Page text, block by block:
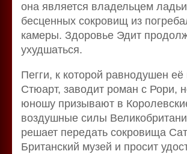
она является владельцем
бесценных сокровищ из
камеры. Здоровье Эдит
ухудшаться.
Пегги, к которой равнодушен
Стюарт, заводит роман с Рори,
юношу призывают в
воздушные силы
решает передать сокровища
Британский музей и просит